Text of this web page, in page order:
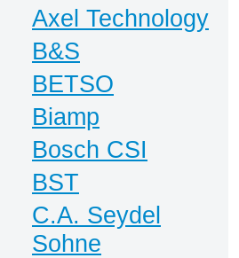
Axel Technology
B&S
BETSO
Biamp
Bosch CSI
BST
C.A. Seydel
Sohne